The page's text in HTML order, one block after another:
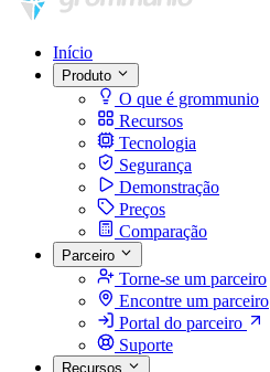
Início
Produto
O que é grommunio
Recursos
Tecnologia
Segurança
Demonstração
Preços
Comparação
Parceiro
Torne-se um parceiro
Encontre um parceiro
Portal do parceiro
Suporte
Recursos